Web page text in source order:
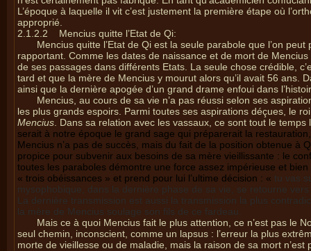
L’époque à laquelle il vit c’est justement la première étape où
approprié.
2.1.2.2 Mencius quitte l’Etat de Qi:
Mencius quitte l’Etat de Qi est la seule parabole que l’on
rapportant. Comme les dates de naissance et de mort de
de ses passages dans différents Etats. La seule chose crédible,
tard et que la mère de Mencius y mourut alors qu’il avait 56 ans.
ainsi que la dernière apogée d’un grand drame enfoui dans
Mencius, au cours de sa vie n’a pas réussi selon ses
les plus grands espoirs. Parmi toutes ses aspirations déçues, le
Mencius. Dans sa relation avec les vassaux, ce sont tout le
serait à notre époque le grand sage qui préparerait la
Mencius n’a pas de succès, mais du fait de la position obtenue à
propice pour subvenir aux besoins de sa mère vieillissante : le
toutes les paraboles démontre une force assez impérieuse et
« trois obéissances » et prend pour lui l’ultime décision : « tu vas
mysophobique, dans la dernière phase de sa vie, se retourne
La dernière transmission est aussi la transmission la plus
la mère de Mencius soulage son fils de ce fardeau.
Mais ce à quoi Mencius fait le plus attention, ce n’est pas le
seul chemin, inconscient, comme un lapsus : l’erreur la plus
morte de vieillesse ou de maladie, mais la raison de sa mort